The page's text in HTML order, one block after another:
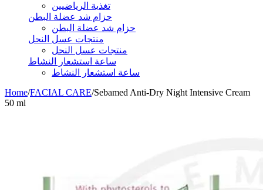
تغذية الرياضيين
حزام شد عضلة البطن
حزام شد عضلة البطن
منتجات عسل النحل
منتجات عسل النحل
ساعة استشعار النشاط
ساعة استشعار النشاط
Home/FACIAL CARE/Sebamed Anti-Dry Night Intensive Cream
50 ml